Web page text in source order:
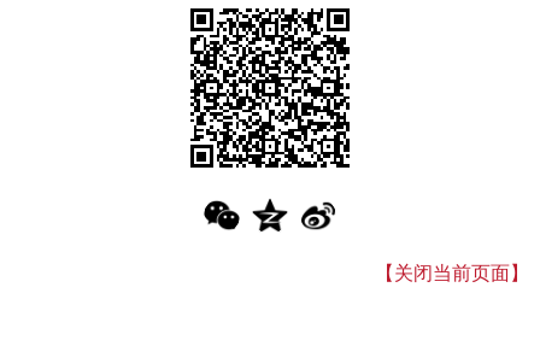
【关闭当前页面】